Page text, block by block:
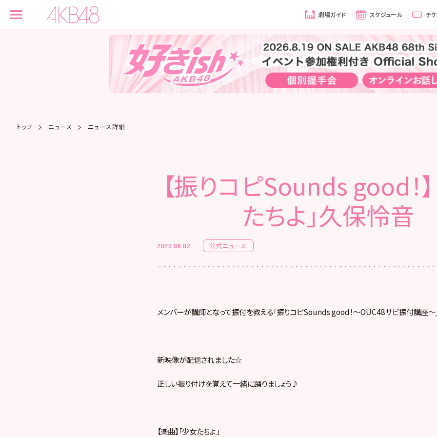
劇場ガイド スケジュール チ
トップ ニュース ニュース詳細
【振りコピSounds good！
たちよ」久保怜音
2020.06.02 公式ニュース
メンバーが講師となって振付を教える「振りコピSounds good！〜OUC48サビ振付講座〜」
新映像が配信されました☆
正しい振り付けを覚えて一緒に踊りましょう♪
【楽曲】「少女たちよ」